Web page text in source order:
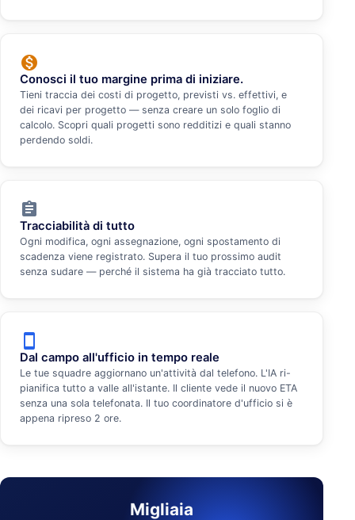
monetization_on
Conosci il tuo margine prima di iniziare.
Tieni traccia dei costi di progetto, previsti vs. effettivi, e
dei ricavi per progetto — senza creare un solo foglio di
calcolo. Scopri quali progetti sono redditizi e quali stanno
perdendo soldi.
assignment
Tracciabilità di tutto
Ogni modifica, ogni assegnazione, ogni spostamento di
scadenza viene registrato. Supera il tuo prossimo audit
senza sudare — perché il sistema ha già tracciato tutto.
smartphone
Dal campo all'ufficio in tempo reale
Le tue squadre aggiornano un'attività dal telefono. L'IA ri-
pianifica tutto a valle all'istante. Il cliente vede il nuovo ETA
senza una sola telefonata. Il tuo coordinatore d'ufficio si è
appena ripreso 2 ore.
Migliaia